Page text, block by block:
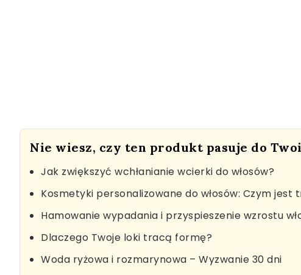
Nie wiesz, czy ten produkt pasuje do
Jak zwiększyć wchłanianie wcierki do włosów?
Kosmetyki personalizowane do włosów: Czym
Hamowanie wypadania i przyspieszenie wzrostu
Dlaczego Twoje loki tracą formę?
Woda ryżowa i rozmarynowa – Wyzwanie 30 dni